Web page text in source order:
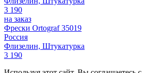
3 190
на заказ
Фрески Ortograf 35019
Россия
Флизелин, Штукатурка
3 190